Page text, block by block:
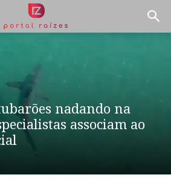
nadando na
associam ao